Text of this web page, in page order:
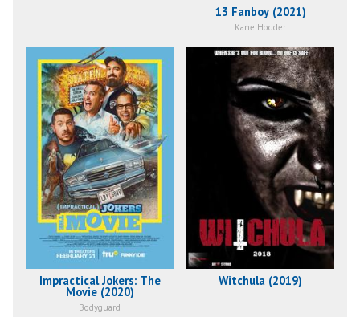
13 Fanboy (2021)
Kane Hodder
Impractical Jokers: The
Movie (2020)
Bodyguard
Witchula (2019)